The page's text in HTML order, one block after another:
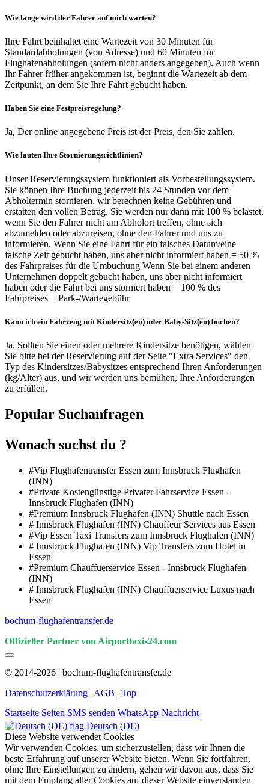
Wie lange wird der Fahrer auf mich warten?
Ihre Fahrt beinhaltet eine Wartezeit von 30 Minuten für
Standardabholungen (von Adresse) und 60 Minuten für
Flughafenabholungen (sofern nicht anders angegeben). Auch wenn
Ihr Fahrer früher angekommen ist, beginnt die Wartezeit ab dem
Zeitpunkt, an dem Sie Ihre Fahrt gebucht haben.
Haben Sie eine Festpreisregelung?
Ja, Der online angegebene Preis ist der Preis, den Sie zahlen.
Wie lauten Ihre Stornierungsrichtlinien?
Unser Reservierungssystem funktioniert als Vorbestellungssystem.
Sie können Ihre Buchung jederzeit bis 24 Stunden vor dem
Abholtermin stornieren, wir berechnen keine Gebühren und
erstatten den vollen Betrag. Sie werden nur dann mit 100 % belastet,
wenn Sie den Fahrer nicht am Abholort treffen, ohne sich
abzumelden oder abzureisen, ohne den Fahrer und uns zu
informieren. Wenn Sie eine Fahrt für ein falsches Datum/eine
falsche Zeit gebucht haben, uns aber nicht informiert haben = 50 %
des Fahrpreises für die Umbuchung Wenn Sie bei einem anderen
Unternehmen doppelt gebucht haben, uns aber nicht informiert
haben oder die Fahrt bei uns storniert haben = 100 % des
Fahrpreises + Park-/Wartegebühr
Kann ich ein Fahrzeug mit Kindersitz(en) oder Baby-Sitz(en) buchen?
Ja. Sollten Sie einen oder mehrere Kindersitze benötigen, wählen
Sie bitte bei der Reservierung auf der Seite "Extra Services" den
Typ des Kindersitzes/Babysitzes entsprechend Ihren Anforderungen
(kg/Alter) aus, und wir werden uns bemühen, Ihre Anforderungen
zu erfüllen.
Popular Suchanfragen
Wonach suchst du ?
#Vip Flughafentransfer Essen zum Innsbruck Flughafen
(INN)
#Private Kostengünstige Privater Fahrservice Essen -
Innsbruck Flughafen (INN)
#Premium Innsbruck Flughafen (INN) Shuttle nach Essen
# Innsbruck Flughafen (INN) Chauffeur Services aus Essen
#Vip Essen Taxi Transfers zum Innsbruck Flughafen (INN)
# Innsbruck Flughafen (INN) Vip Transfers zum Hotel in
Essen
#Premium Chauffuerservice Essen - Innsbruck Flughafen
(INN)
# Innsbruck Flughafen (INN) Chauffuerservice Luxus nach
Essen
bochum-flughafentransfer.de
Offizieller Partner von Airporttaxis24.com
© 2014-2026 | bochum-flughafentransfer.de
Datenschutzerklärung | AGB | Top
Startseite Seiten SMS senden WhatsApp-Nachricht
Deutsch (DE)
Diese Website verwendet Cookies
Wir verwenden Cookies, um sicherzustellen, dass wir Ihnen die
beste Erfahrung auf unserer Website bieten. Wenn Sie fortfahren,
ohne Ihre Einstellungen zu ändern, gehen wir davon aus, dass Sie
mit dem Empfang aller Cookies auf dieser Website einverstanden